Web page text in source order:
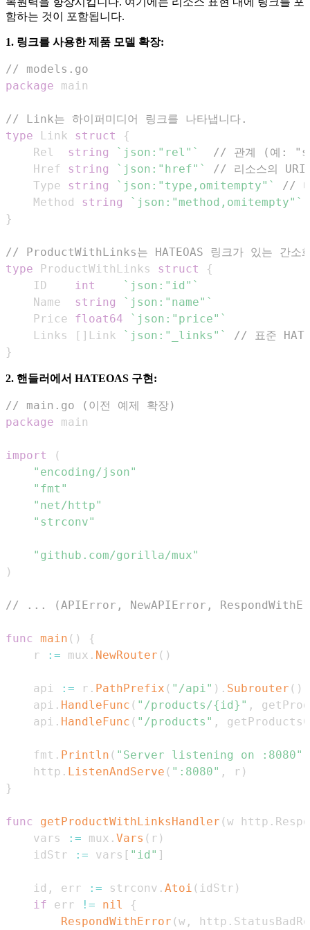
함하는 것이 포함됩니다.
1. 링크를 사용한 제품 모델 확장:
// models.go
package
// Link는 하이퍼미디어 링크를 나타냅니다.
type Link struct
{
	Rel
string `json:"rel"`
// 관계 (예:
	Href
string `json:"href"`
// 리소스의 URI
	Type
string `json:"type,omitempty"`
//
	Method
string
`json:"method,omitempty"`
}
// ProductWithLinks는 HATEOAS 링크가 있는 간소
type ProductWithLinks struct
{
	ID
int
`json:"id"`
	Name
string
`json:"name"`
	Price
float64
`json:"price"`
	Links
[ ] Link `json:"_links"`
// 표준
}
2. 핸들러에서 HATEOAS 구현:
// main.go (이전 예제 확장)
package
import
(
"encoding/json"
"fmt"
"net/http"
"strconv"
"github.com/gorilla/mux"
)
// ... (APIError, NewAPIError,
func main ( )
{
	r
:= mux . NewRouter ( )
	api
:= r . PathPrefix ( "/api" ) . Subrouter ( )
	api
. HandleFunc ( "/products/{id}" ,
	api
. HandleFunc ( "/products" ,
	fmt
. Println ( "Server listening on :8080"
	http
. ListenAndServe ( ":8080" , r )
}
func getProductWithLinksHandler (w http .
	vars
:= mux . Vars ( r )
	idStr
:= vars [ "id" ]
	id
, err := strconv . Atoi ( idStr )
if err != nil
{
RespondWithError (w , http .